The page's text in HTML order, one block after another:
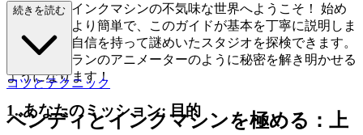
ベンディとインクマシンの不気味な世界へようこそ！ 始め
方は思ったより簡単で、このガイドが基本を丁寧に説明しま
す。これで自信を持って謎めいたスタジオを探検できます。
すぐにベテランのアニメーターのように秘密を解き明かせる
ようになります！
1. あなたのミッション: 目的
続きを読む
コツとテクニック
ベンディとインクマシンを極める：上